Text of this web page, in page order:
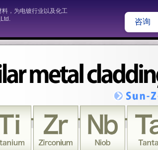
，为电镀行业以及化工
咨